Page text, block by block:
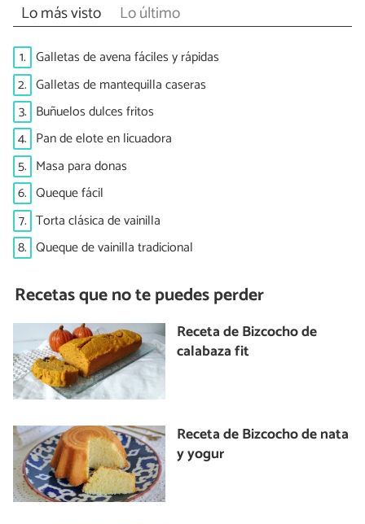
Lo más visto Lo último
1. Galletas de avena fáciles y rápidas
2. Galletas de mantequilla caseras
3. Buñuelos dulces fritos
4. Pan de elote en licuadora
5. Masa para donas
6. Queque fácil
7. Torta clásica de vainilla
8. Queque de vainilla tradicional
Recetas que no te puedes perder
Receta de Bizcocho de
calabaza fit
Receta de Bizcocho de nata
y yogur